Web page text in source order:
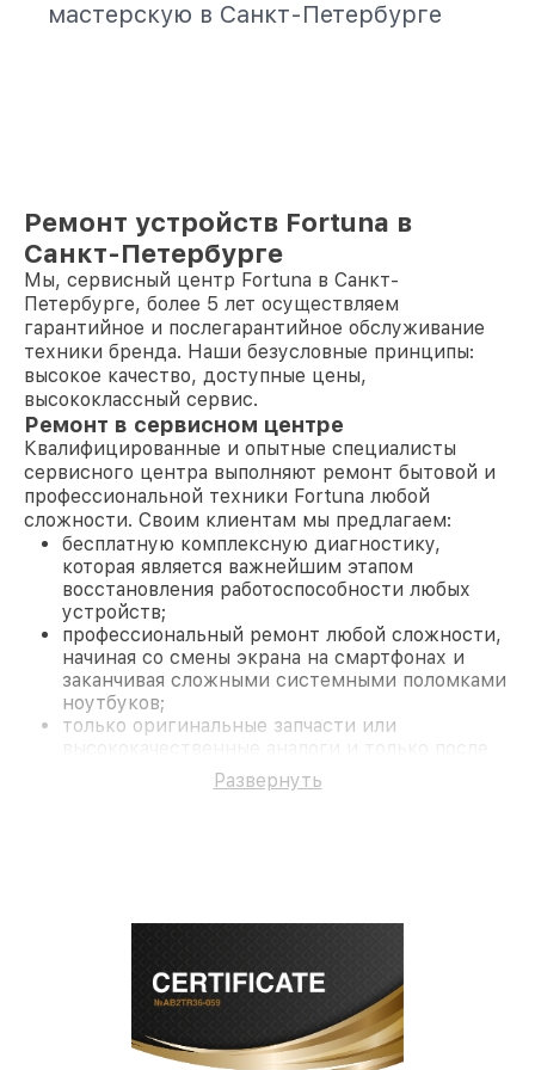
мастерскую в Санкт-Петербурге
Ремонт устройств Fortuna в
Санкт-Петербурге
Мы, сервисный центр Fortuna в Санкт-
Петербурге, более 5 лет осуществляем
гарантийное и послегарантийное обслуживание
техники бренда. Наши безусловные принципы:
высокое качество, доступные цены,
высококлассный сервис.
Ремонт в сервисном центре
Квалифицированные и опытные специалисты
сервисного центра выполняют ремонт бытовой и
профессиональной техники Fortuna любой
сложности. Своим клиентам мы предлагаем:
бесплатную комплексную диагностику,
которая является важнейшим этапом
восстановления работоспособности любых
устройств;
профессиональный ремонт любой сложности,
начиная со смены экрана на смартфонах и
заканчивая сложными системными поломками
ноутбуков;
только оригинальные запчасти или
согласования с клиентом.
На все работы и замененные комплектующие
безупречной репутацией;
современное оборудование и
лицензированное ПО в ремонтно-
диагностических мастерских;
Развернуть